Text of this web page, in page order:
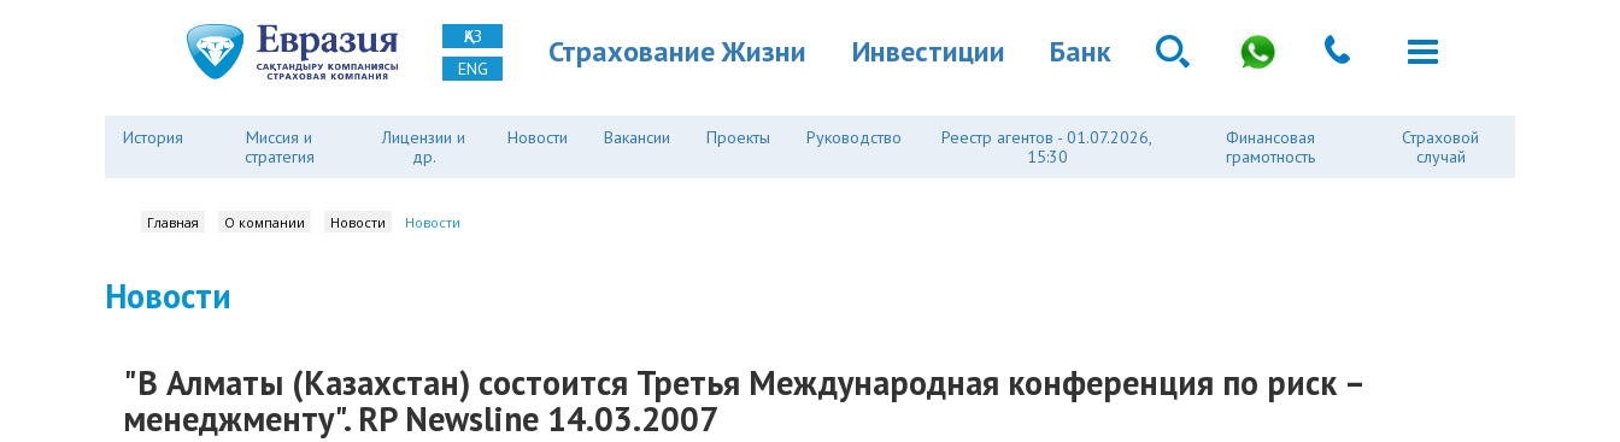
ҚАЗ
ENG
Страхование Жизни Инвестиции Банк
История
Миссия и
стратегия
Лицензии и
др.
Новости Вакансии Проекты Руководство
Реестр агентов - 01.07.2026,
15:30
Финансовая
грамотность
Страховой
случай
Главная О компании Новости Новости
Новости
"В Алматы (Казахстан) состоится Третья Международная конференция по риск –
менеджменту". RP Newsline 14.03.2007